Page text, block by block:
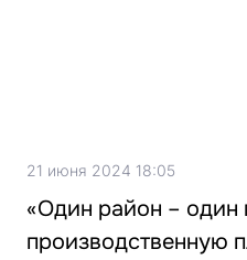
21 июня 2024 18:05
«Один район – один
производственную